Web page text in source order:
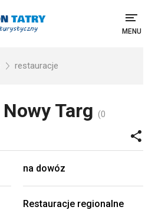
MENU
restauracje
Nowy Targ (0
na dowóz
Restauracje regionalne